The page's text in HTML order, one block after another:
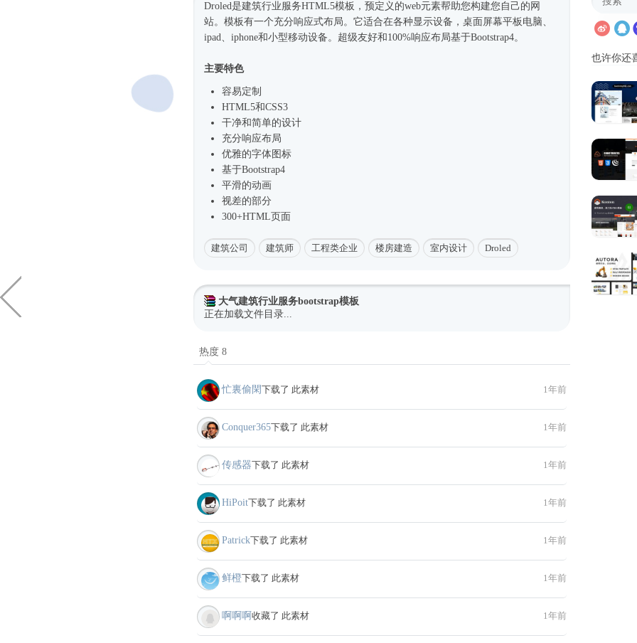
Droled是建筑行业服务HTML5模板 ，预定义的web元素帮助您构建您自己的网
站。模板有一个充分响应式布局。它适合在各种显示设备，桌面屏幕平板电脑、
ipad、iphone和小型移动设备。超级友好和100%响应布局基于Bootstrap4。
主要特色
容易定制
HTML5和CSS3
干净和简单的设计
充分响应布局
优雅的字体图标
基于Bootstrap4
平滑的动画
视差的部分
300+HTML页面
建筑公司 建筑师 工程类企业 楼房建造 室内设计 Droled
大气建筑行业服务bootstrap模板
正在加载文件目录...
热度 8
忙裏偷閑下载了 此素材 1年前
Conquer365下载了 此素材 1年前
传感器下载了 此素材 1年前
HiPoit下载了 此素材 1年前
Patrick下载了 此素材 1年前
鲜橙下载了 此素材 1年前
啊啊啊 收藏了 此素材 1年前
也许你还